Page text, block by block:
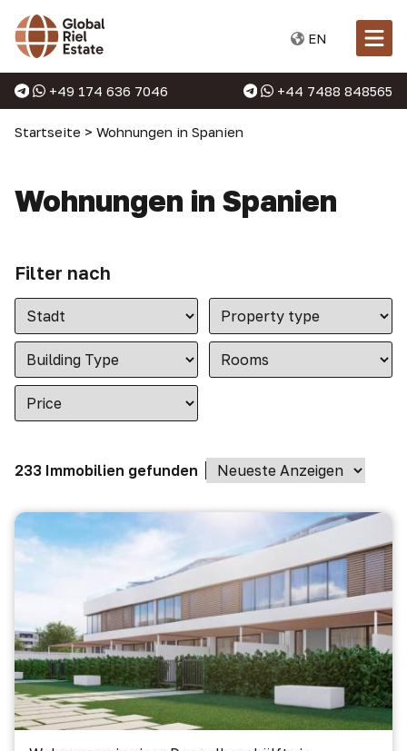
EN
+49 174 636 7046 +44 7488 848565
Startseite > Wohnungen in Spanien
Wohnungen in Spanien
Filter nach
233 Immobilien gefunden